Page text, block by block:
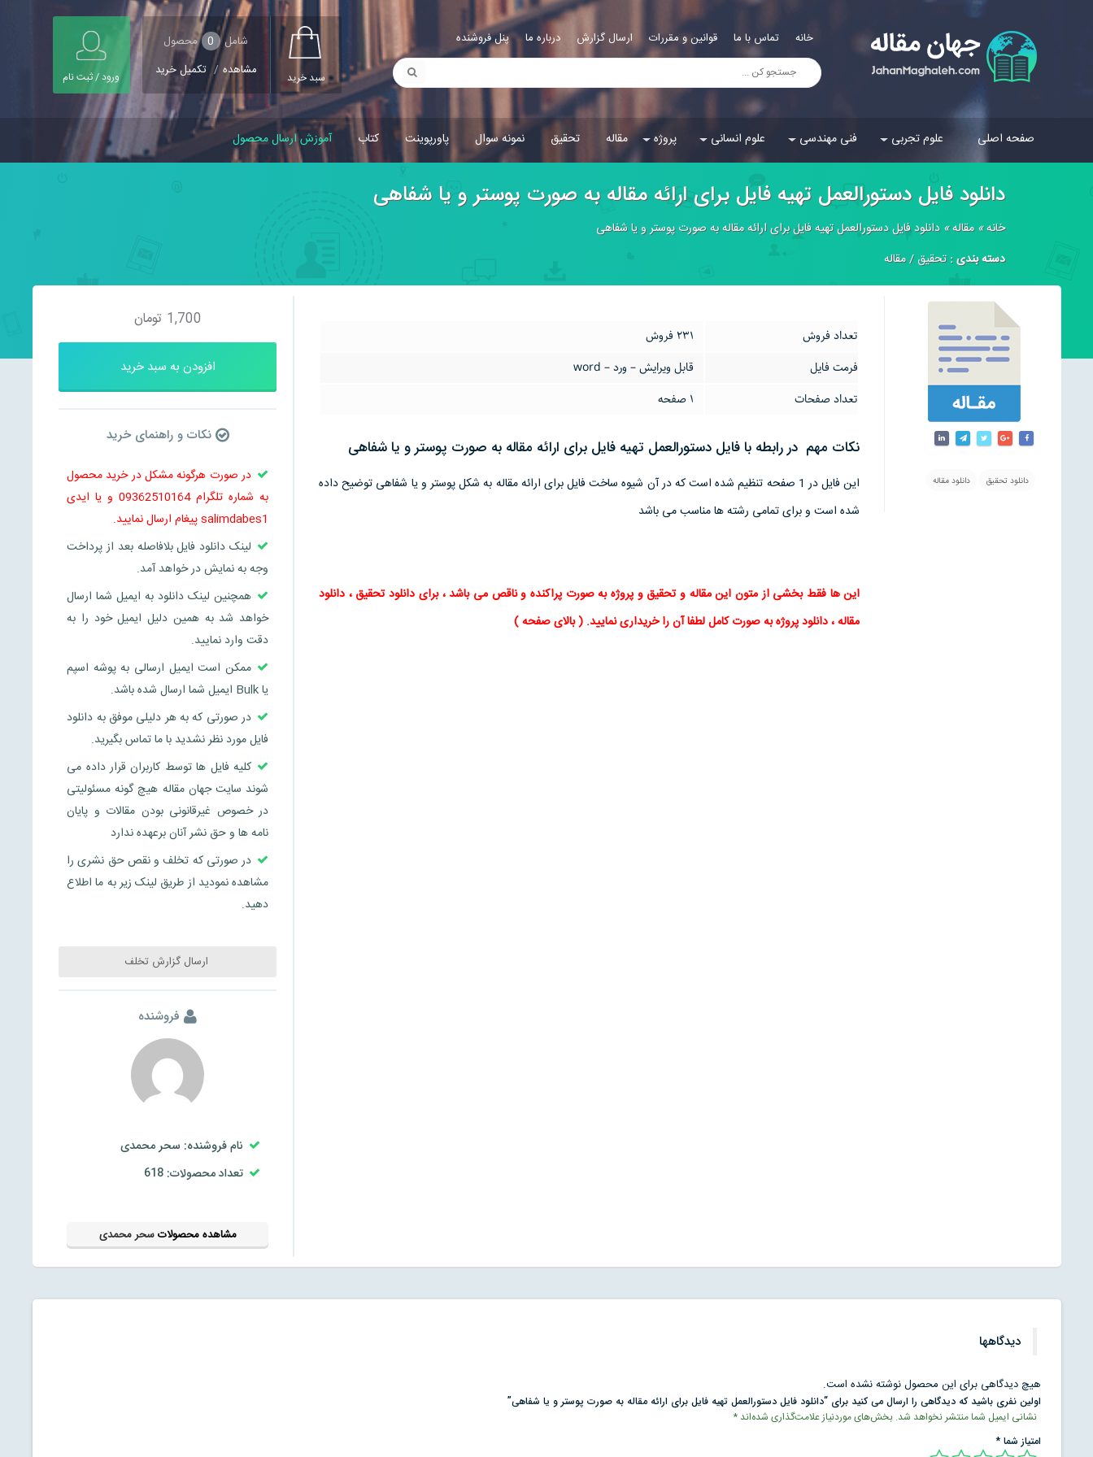
خانه تماس با ما قوانین و مقررات ارسال گزارش درباره ما پنل فروشنده
سبد خرید
شامل 0 محصول
مشاهده / تکمیل خرید ورود / ثبت نام
صفحه اصلی علوم تجربی فنی مهندسی علوم انسانی پروژه مقاله تحقیق نمونه سوال پاورپوینت کتاب آموزش ارسال محصول
دانلود فایل دستورالعمل تهیه فایل برای ارائه مقاله‌ به صورت پوستر و یا شفاهی
خانه»مقاله» دانلود فایل دستورالعمل تهیه فایل برای ارائه مقاله‌ به صورت پوستر و یا شفاهی
دسته بندی :تحقیق/مقاله
دانلود تحقیق دانلود مقاله
تعداد فروش
231 فروش
فرمت فایل
قابل ویرایش – ورد – word
تعداد صفحات
1 صفحه
نکات مهم در رابطه با فایل دستورالعمل تهیه فایل برای ارائه مقاله‌ به صورت پوستر و یا شفاهی
این فایل در 1 صفحه تنظیم شده است که در آن شیوه ساخت فایل برای ارائه مقاله به شکل پوستر و یا شفاهی توضیح داده
شده است و برای تمامی رشته ها مناسب می باشد
این ها فقط بخشی از متون اینمقاله وتحقیق و پروژه به صورت پراکنده و ناقص می باشد ، برای دانلود تحقیق ، دانلود
مقاله، دانلود پروژه به صورت کامل لطفا آن را خریداری نمایید. ( بالای صفحه )
1,700 تومان
افزودن به سبد خرید
نکات و راهنمای خرید
در صورت هرگونه مشکل در خرید محصول
به شماره تلگرام 09362510164 و یا ایدی
salimdabes1 پیغام ارسال نمایید.
لینک دانلود فایل بلافاصله بعد از پرداخت
وجه به نمایش در خواهد آمد.
همچنین لینک دانلود به ایمیل شما ارسال
خواهد شد به همین دلیل ایمیل خود را به
دقت وارد نمایید.
ممکن است ایمیل ارسالی به پوشه اسپم
یا Bulk ایمیل شما ارسال شده باشد.
در صورتی که به هر دلیلی موفق به دانلود
فایل مورد نظر نشدید با ما تماس بگیرید.
کلیه فایل ها توسط کاربران قرار داده می
شوند سایت جهان مقاله هیچ گونه مسئولیتی
در خصوص غیرقانونی بودن مقالات و پایان
نامه ها و حق نشر آنان برعهده ندارد
در صورتی که تخلف و نقص حق نشری را
مشاهده نمودید از طریق لینک زیر به ما اطلاع
دهید.
ارسال گزارش تخلف
فروشنده
نام فروشنده: سحر محمدی
تعداد محصولات: 618
مشاهده محصولاتسحر محمدی
دیدگاهها
هیچ دیدگاهی برای این محصول نوشته نشده است.
اولین نفری باشید که دیدگاهی را ارسال می کنید برای “دانلود فایل دستورالعمل تهیه فایل برای ارائه مقاله‌ به صورت پوستر و یا شفاهی”
نشانی ایمیل شما منتشر نخواهد شد. بخش‌های موردنیاز علامت‌گذاری شده‌اند*
امتیاز شما*